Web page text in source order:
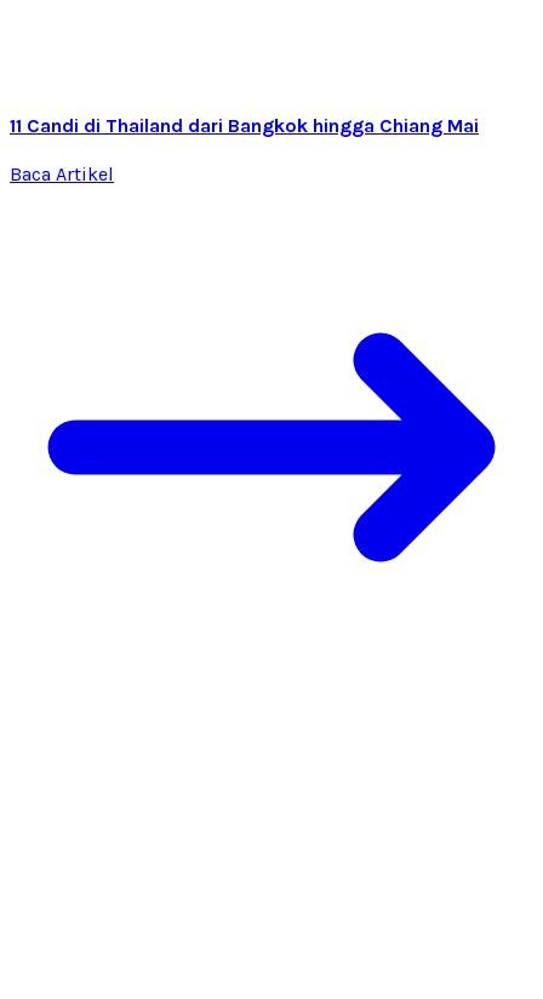
11 Candi di Thailand dari Bangkok hingga Chiang Mai
Baca Artikel